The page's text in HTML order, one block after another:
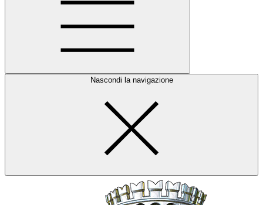
Nascondi la navigazione